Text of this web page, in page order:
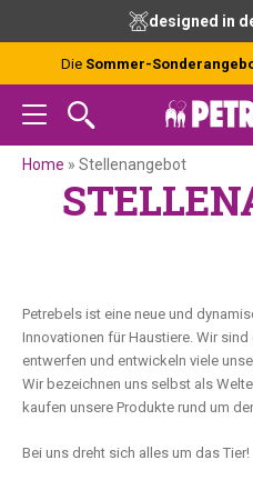
content
designed in
Die Sommer-
Home » Stellenangebot
Petrebels ist eine neue und
Innovationen für Haustiere. Wir sind
entwerfen und entwickeln viele
Wir bezeichnen uns selbst als
kaufen unsere Produkte rund um
Bei uns dreht sich alles um das Tier!